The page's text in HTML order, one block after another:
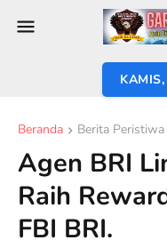
Beranda Berita Peristiwa
Agen BRI
Raih
FBI BRI.